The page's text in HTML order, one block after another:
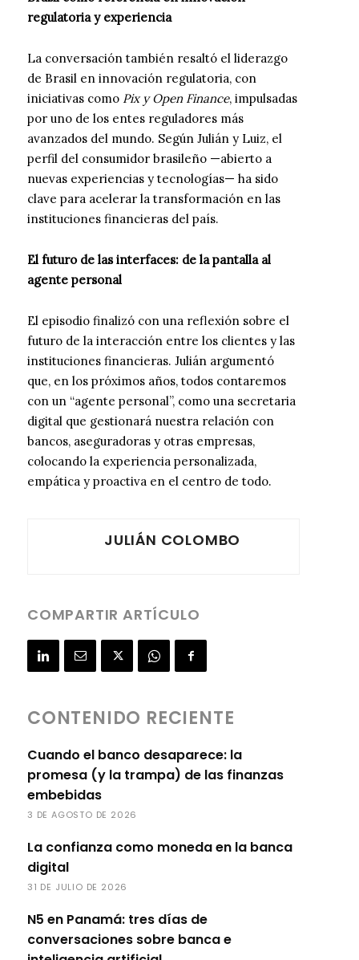
regulatoria y experiencia
La conversación también resaltó el liderazgo
de Brasil en innovación regulatoria, con
iniciativas como Pix y Open Finance, impulsadas
por uno de los entes reguladores más
avanzados del mundo. Según Julián y Luiz, el
perfil del consumidor brasileño —abierto a
nuevas experiencias y tecnologías— ha sido
clave para acelerar la transformación en las
instituciones financieras del país.
El futuro de las interfaces: de la pantalla al
agente personal
El episodio finalizó con una reflexión sobre el
futuro de la interacción entre los clientes y las
instituciones financieras. Julián argumentó
que, en los próximos años, todos contaremos
con un “agente personal”, como una secretaria
digital que gestionará nuestra relación con
bancos, aseguradoras y otras empresas,
colocando la experiencia personalizada,
empática y proactiva en el centro de todo.
JULIÁN COLOMBO
COMPARTIR ARTÍCULO
CONTENIDO RECIENTE
Cuando el banco desaparece: la
promesa (y la trampa) de las finanzas
embebidas
3 DE AGOSTO DE 2026
La confianza como moneda en la banca
digital
31 DE JULIO DE 2026
N5 en Panamá: tres días de
conversaciones sobre banca e